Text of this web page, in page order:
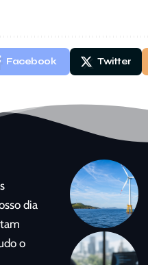
Facebook Twitter
dia
o